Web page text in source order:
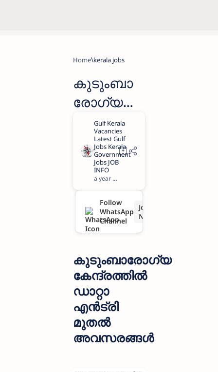
Home kerala jobs
കുടുംബാ
രോഗ്യ
കേന്ദ്രത്തി
ല്‍ ഡാറ്റാ
എൻട്രി
മുതൽ
അവസര
ങ്ങൾ
a year ago
Follow
WhatsApp
Channel
Join
Now
കുടുംബാരോഗ്യ
കേന്ദ്രത്തില്‍
ഡാറ്റാ
എൻട്രി
മുതൽ
അവസരങ്ങൾ